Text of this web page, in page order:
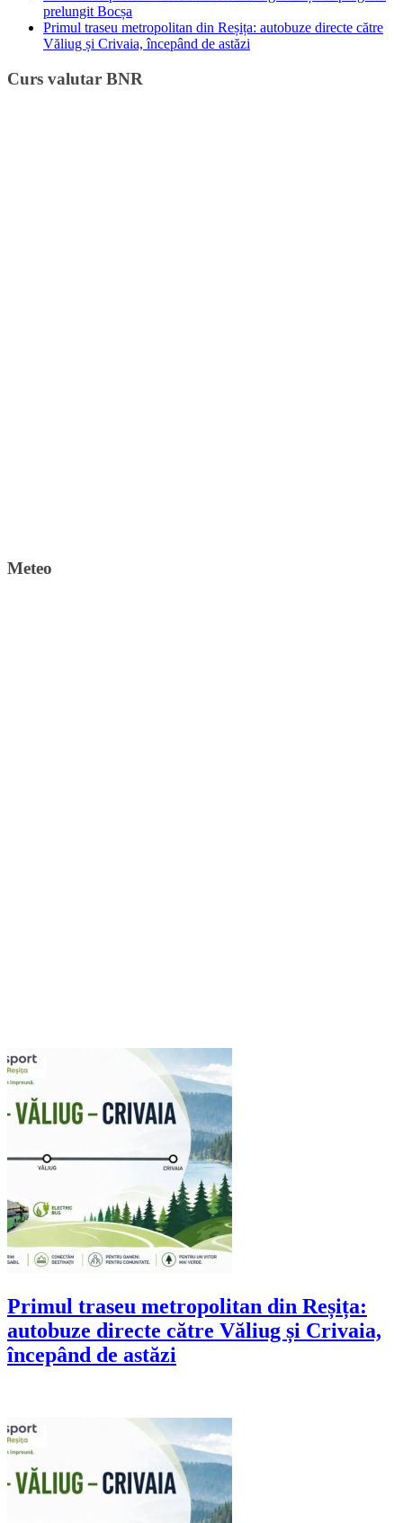
prelungit Bocșa
Primul traseu metropolitan din Reșița: autobuze directe către
Văliug și Crivaia, începând de astăzi
Curs valutar BNR
Meteo
Primul traseu metropolitan din Reșița:
autobuze directe către Văliug și Crivaia,
începând de astăzi